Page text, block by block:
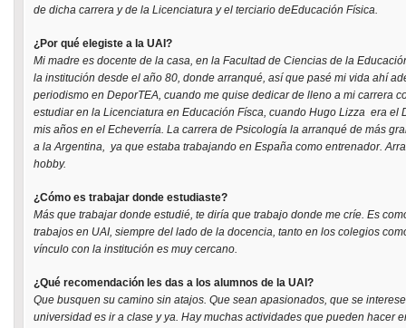
de dicha carrera y de la Licenciatura y el terciario deEducación Física.
¿Por qué elegiste a la UAI?
Mi madre es docente de la casa, en la Facultad de Ciencias de la
la institución desde el año 80, donde arranqué, así que pasé mi vida ahí
periodismo en DeporTEA, cuando me quise dedicar de lleno a mi carrera
estudiar en la Licenciatura en Educación Físca, cuando Hugo Lizza era el
mis años en el Echeverría. La carrera de Psicología la arranqué de más
a la Argentina, ya que estaba trabajando en España como entrenador.
hobby.
¿Cómo es trabajar donde estudiaste?
Más que trabajar donde estudié, te diría que trabajo donde me críe. Es
trabajos en UAI, siempre del lado de la docencia, tanto en los colegios
vínculo con la institución es muy cercano.
¿Qué recomendación les das a los alumnos de la UAI?
Que busquen su camino sin atajos. Que sean apasionados, que se
universidad es ir a clase y ya. Hay muchas actividades que pueden hacer